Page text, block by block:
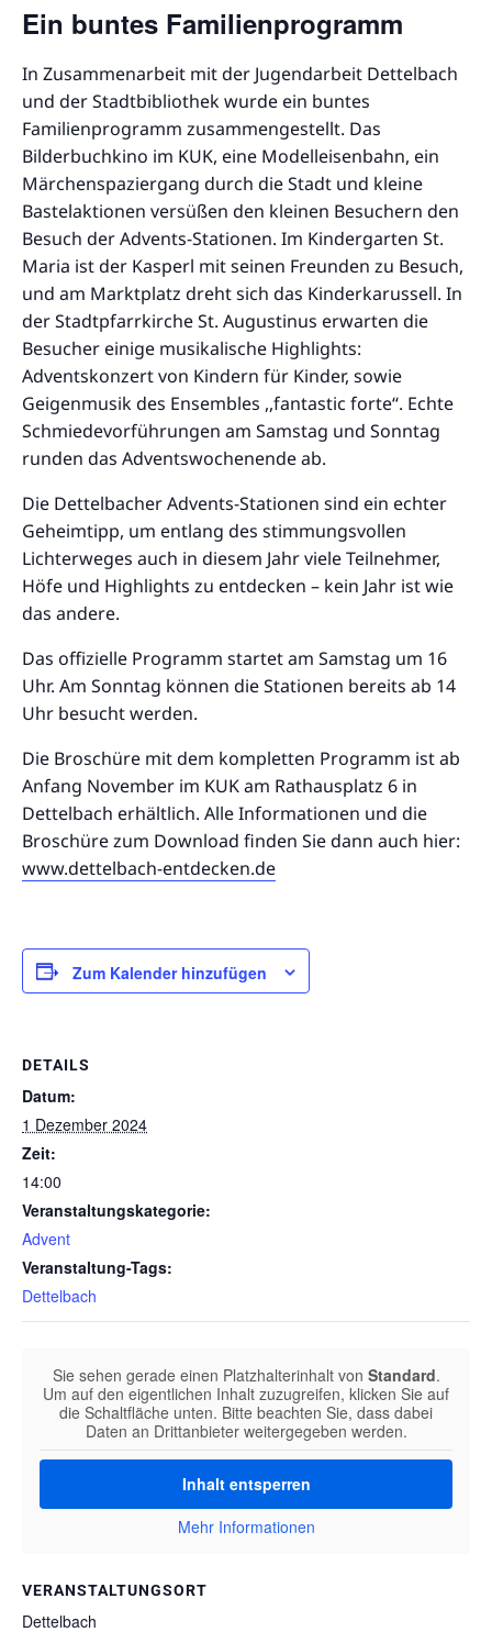
Ein buntes Familienprogramm
In Zusammenarbeit mit der Jugendarbeit Dettelbach
und der Stadtbibliothek wurde ein buntes
Familienprogramm zusammengestellt. Das
Bilderbuchkino im KUK, eine Modelleisenbahn, ein
Märchenspaziergang durch die Stadt und kleine
Bastelaktionen versüßen den kleinen Besuchern den
Besuch der Advents-Stationen. Im Kindergarten St.
Maria ist der Kasperl mit seinen Freunden zu Besuch,
und am Marktplatz dreht sich das Kinderkarussell. In
der Stadtpfarrkirche St. Augustinus erwarten die
Besucher einige musikalische Highlights:
Adventskonzert von Kindern für Kinder, sowie
Geigenmusik des Ensembles ,,fantastic forte‘‘. Echte
Schmiedevorführungen am Samstag und Sonntag
runden das Adventswochenende ab.
Die Dettelbacher Advents-Stationen sind ein echter
Geheimtipp, um entlang des stimmungsvollen
Lichterweges auch in diesem Jahr viele Teilnehmer,
Höfe und Highlights zu entdecken – kein Jahr ist wie
das andere.
Das offizielle Programm startet am Samstag um 16
Uhr. Am Sonntag können die Stationen bereits ab 14
Uhr besucht werden.
Die Broschüre mit dem kompletten Programm ist ab
Anfang November im KUK am Rathausplatz 6 in
Dettelbach erhältlich. Alle Informationen und die
Broschüre zum Download finden Sie dann auch hier:
www.dettelbach-entdecken.de
Zum Kalender hinzufügen
DETAILS
Datum:
1 Dezember 2024
Zeit:
14:00
Veranstaltungskategorie:
Advent
Veranstaltung-Tags:
Dettelbach
VERANSTALTUNGSORT
Dettelbach
Sie sehen gerade einen Platzhalterinhalt von Standard.
Um auf den eigentlichen Inhalt zuzugreifen, klicken Sie auf
die Schaltfläche unten. Bitte beachten Sie, dass dabei
Daten an Drittanbieter weitergegeben werden.
Inhalt entsperren
Mehr Informationen